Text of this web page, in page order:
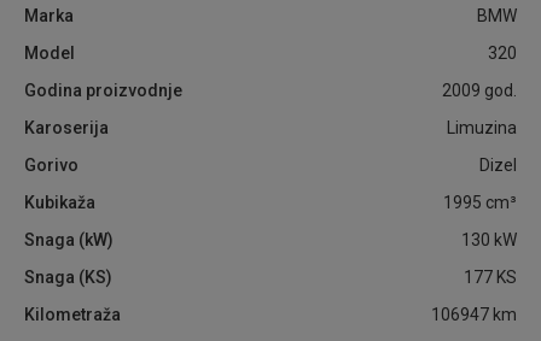
Marka
BMW
Model
320
Godina proizvodnje
2009 god.
Karoserija
Limuzina
Gorivo
Dizel
Kubikaža
1995 cm³
Snaga (kW)
130 kW
Snaga (KS)
177 KS
Kilometraža
106947 km